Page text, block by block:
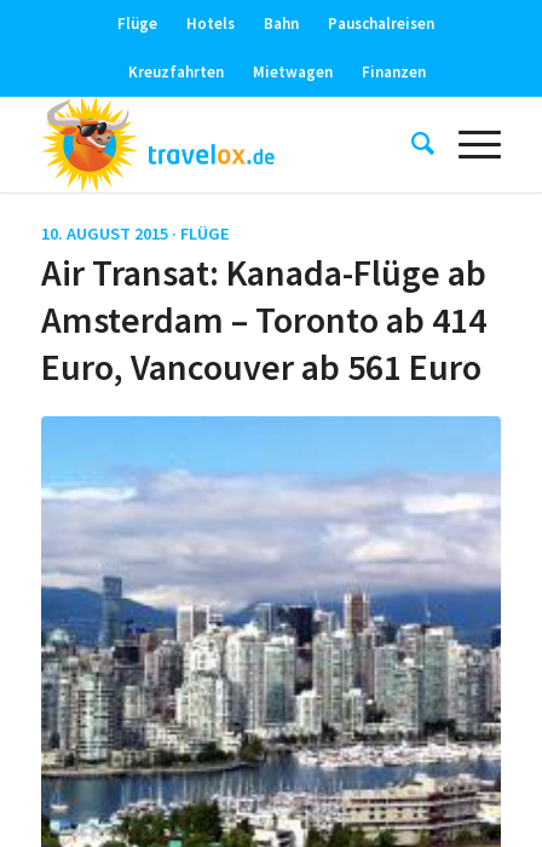
Flüge Hotels Bahn Pauschalreisen
Kreuzfahrten Mietwagen Finanzen
10. AUGUST 2015 · FLÜGE
Air Transat: Kanada-Flüge ab
Amsterdam – Toronto ab 414
Euro, Vancouver ab 561 Euro